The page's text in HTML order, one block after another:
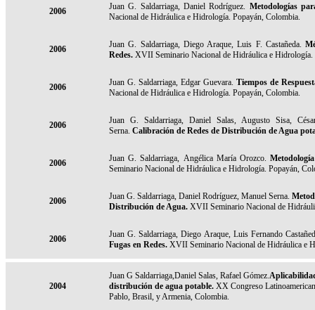
2006 Juan G. Saldarriaga, Daniel Rodríguez. Metodologías
Nacional de Hidráulica e Hidrología. Popayán, Colombia.
2006 Juan G. Saldarriaga, Diego Araque, Luis F. Castañeda.
Redes. XVII Seminario Nacional de Hidráulica e Hidrología.
2006 Juan G. Saldarriaga, Edgar Guevara. Tiempos de
Nacional de Hidráulica e Hidrología. Popayán, Colombia.
2006 Juan G. Saldarriaga, Daniel Salas, Augusto Sisa,
Serna. Calibración de Redes de Distribución de Agua
2006 Juan G. Saldarriaga, Angélica María Orozco.
Seminario Nacional de Hidráulica e Hidrología. Popayán,
2006 Juan G. Saldarriaga, Daniel Rodríguez, Manuel Serna.
Distribución de Agua. XVII Seminario Nacional de
2006
Juan G. Saldarriaga, Diego Araque, Luis Fernando
Fugas en Redes. XVII Seminario Nacional de Hidráulica e
2004
Juan G Saldarriaga,Daniel Salas, Rafael Gómez.
distribución de agua potable. XX Congreso
Pablo, Brasil, y Armenia, Colombia.